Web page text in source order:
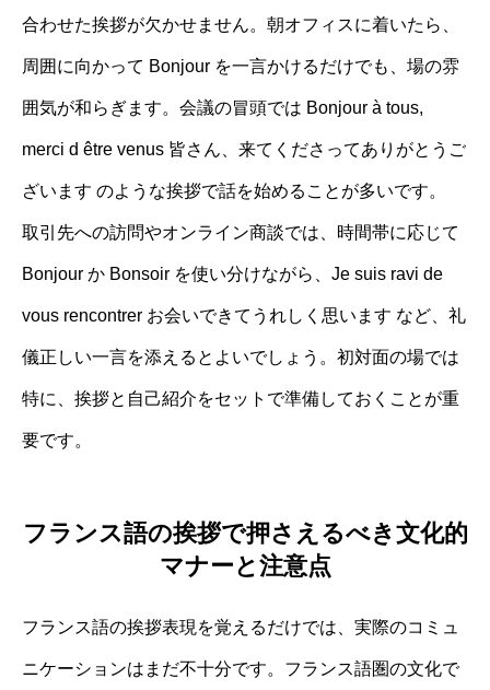
合わせた挨拶が欠かせません。朝オフィスに着いたら、
周囲に向かって Bonjour を一言かけるだけでも、場の雰
囲気が和らぎます。会議の冒頭では Bonjour à tous,
merci d être venus 皆さん、来てくださってありがとうご
ざいます のような挨拶で話を始めることが多いです。
取引先への訪問やオンライン商談では、時間帯に応じて
Bonjour か Bonsoir を使い分けながら、Je suis ravi de
vous rencontrer お会いできてうれしく思います など、礼
儀正しい一言を添えるとよいでしょう。初対面の場では
特に、挨拶と自己紹介をセットで準備しておくことが重
要です。
フランス語の挨拶で押さえるべき文化的
マナーと注意点
フランス語の挨拶表現を覚えるだけでは、実際のコミュ
ニケーションはまだ不十分です。フランス語圏の文化で